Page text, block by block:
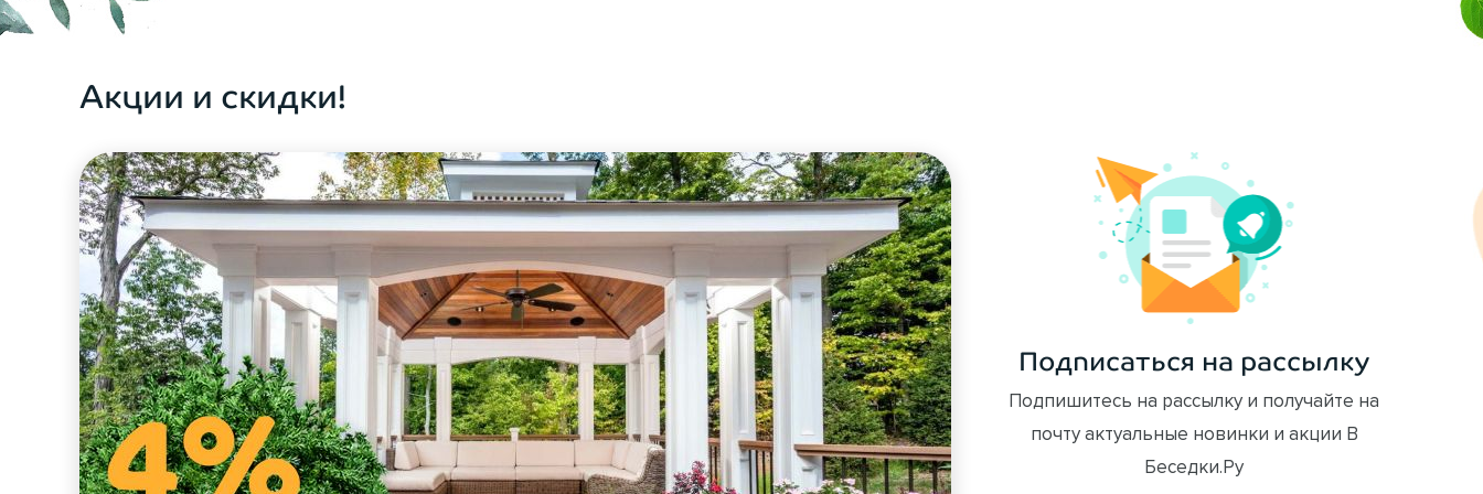
Акции и скидки!
Подписаться на рассылку
Подпишитесь на рассылку и получайте на
почту актуальные новинки и акции В
Беседки.Ру